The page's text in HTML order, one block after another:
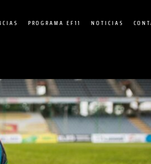
PROGRAMA EF11 NOTICIAS